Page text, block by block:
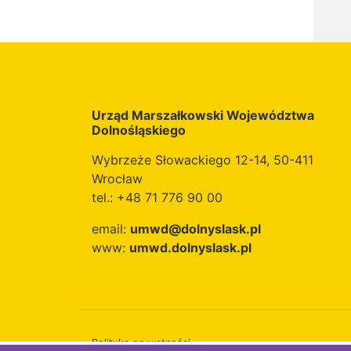
Urząd Marszałkowski Województwa
Dolnośląskiego
Wybrzeże Słowackiego 12-14, 50-411
Wrocław
tel.: +48 71 776 90 00
email: umwd@dolnyslask.pl
www: umwd.dolnyslask.pl
Polityka prywatności